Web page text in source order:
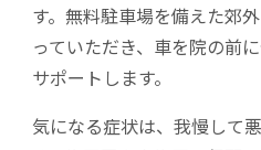
す。無料駐車場を備えた郊
っていただき、車を院の前
サポートします。
気になる症状は、我慢して